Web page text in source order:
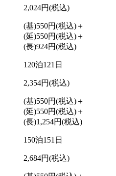
2,024円(税込)
(基)550円(税込)＋
(延)550円(税込)＋
(長)924円(税込)
120泊121日
2,354円(税込)
(基)550円(税込)＋
(延)550円(税込)＋
(長)1,254円(税込)
150泊151日
2,684円(税込)